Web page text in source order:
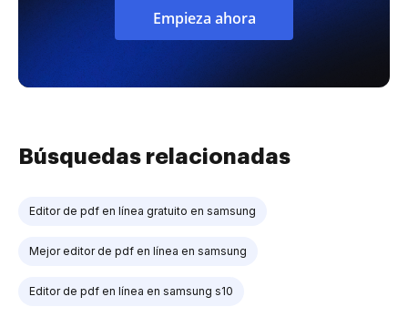
Empieza ahora
Búsquedas relacionadas
Editor de pdf en línea gratuito en samsung
Mejor editor de pdf en línea en samsung
Editor de pdf en línea en samsung s10